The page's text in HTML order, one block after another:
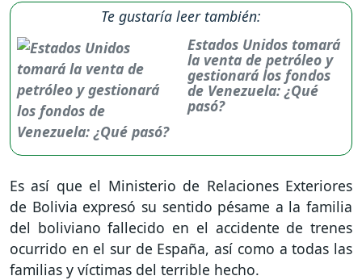
Te gustaría leer también:
Estados Unidos tomará
la venta de petróleo y
gestionará los fondos
de Venezuela: ¿Qué
pasó?
Es así que el Ministerio de Relaciones Exteriores
de Bolivia expresó su sentido pésame a la familia
del boliviano fallecido en el accidente de trenes
ocurrido en el sur de España, así como a todas las
familias y víctimas del terrible hecho.